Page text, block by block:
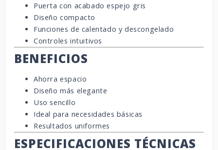
Puerta con acabado espejo gris
Diseño compacto
Funciones de calentado y descongelado
Controles intuitivos
BENEFICIOS
Ahorra espacio
Diseño más elegante
Uso sencillo
Ideal para necesidades básicas
Resultados uniformes
ESPECIFICACIONES TÉCNICAS